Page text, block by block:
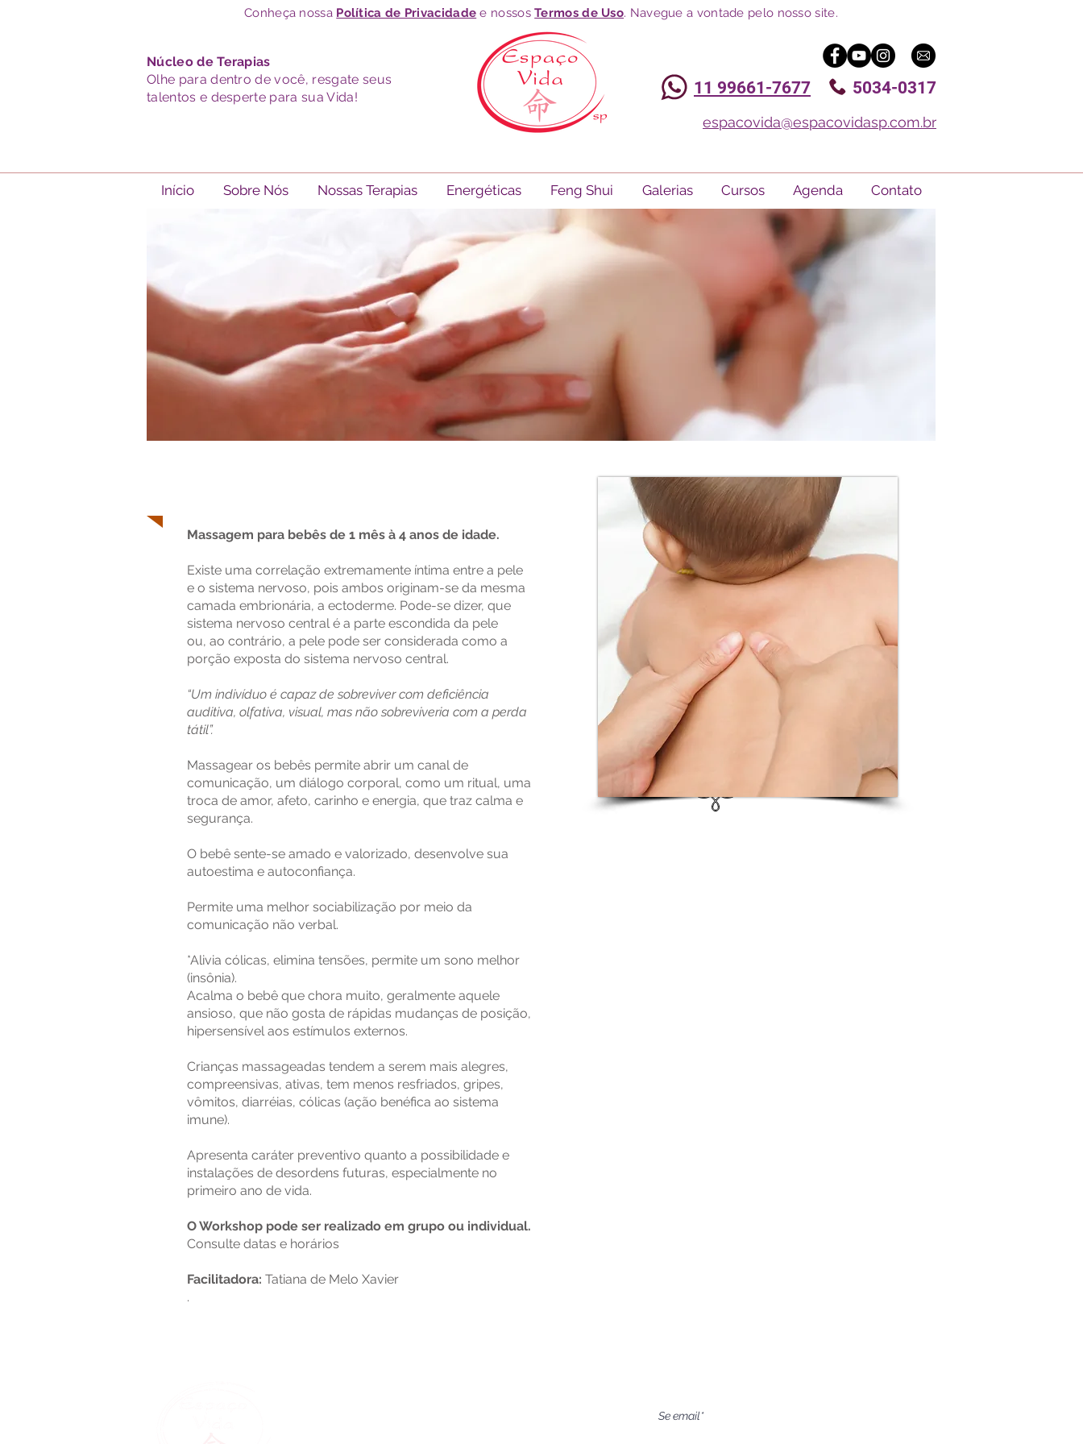
Conheça nossa Política de Privacidade e nossosTermos de Uso. Navegue a vontade pelo nosso site.
Núcleo de Terapias
Olhe para dentro de você, resgate seus
talentos e desperte para sua Vida!
11 99661-7677 5034-0317
espacovida@espacovidasp.com.br
Início Sobre Nós Nossas Terapias Energéticas Feng Shui Galerias Cursos Agenda Contato
Massagem para bebês de 1 mês à 4 anos de idade.
Existe uma correlação extremamente íntima entre a pele
e o sistema nervoso, pois ambos originam-se da mesma
camada embrionária, a ectoderme. Pode-se dizer, que
sistema nervoso central é a parte escondida da pele
ou, ao contrário, a pele pode ser considerada como a
porção exposta do sistema nervoso central.
“Um indivíduo é capaz de sobreviver com deficiência
auditiva, olfativa, visual, mas não sobreviveria com a perda
tátil”.
Massagear os bebês permite abrir um canal de
comunicação, um diálogo corporal, como um ritual, uma
troca de amor, afeto, carinho e energia, que traz calma e
segurança.
O bebê sente-se amado e valorizado, desenvolve sua
autoestima e autoconfiança.
Permite uma melhor sociabilização por meio da
comunicação não verbal.
*Alivia cólicas, elimina tensões, permite um sono melhor
(insônia).
Acalma o bebê que chora muito, geralmente aquele
ansioso, que não gosta de rápidas mudanças de posição,
hipersensível aos estímulos externos.
Crianças massageadas tendem a serem mais alegres,
compreensivas, ativas, tem menos resfriados, gripes,
vômitos, diarréias, cólicas (ação benéfica ao sistema
imune).
Apresenta caráter preventivo quanto a possibilidade e
instalações de desordens futuras, especialmente no
primeiro ano de vida.
O Workshop pode ser realizado em grupo ou individual.
Consulte datas e horários
Facilitadora: Tatiana de Melo Xavier
.